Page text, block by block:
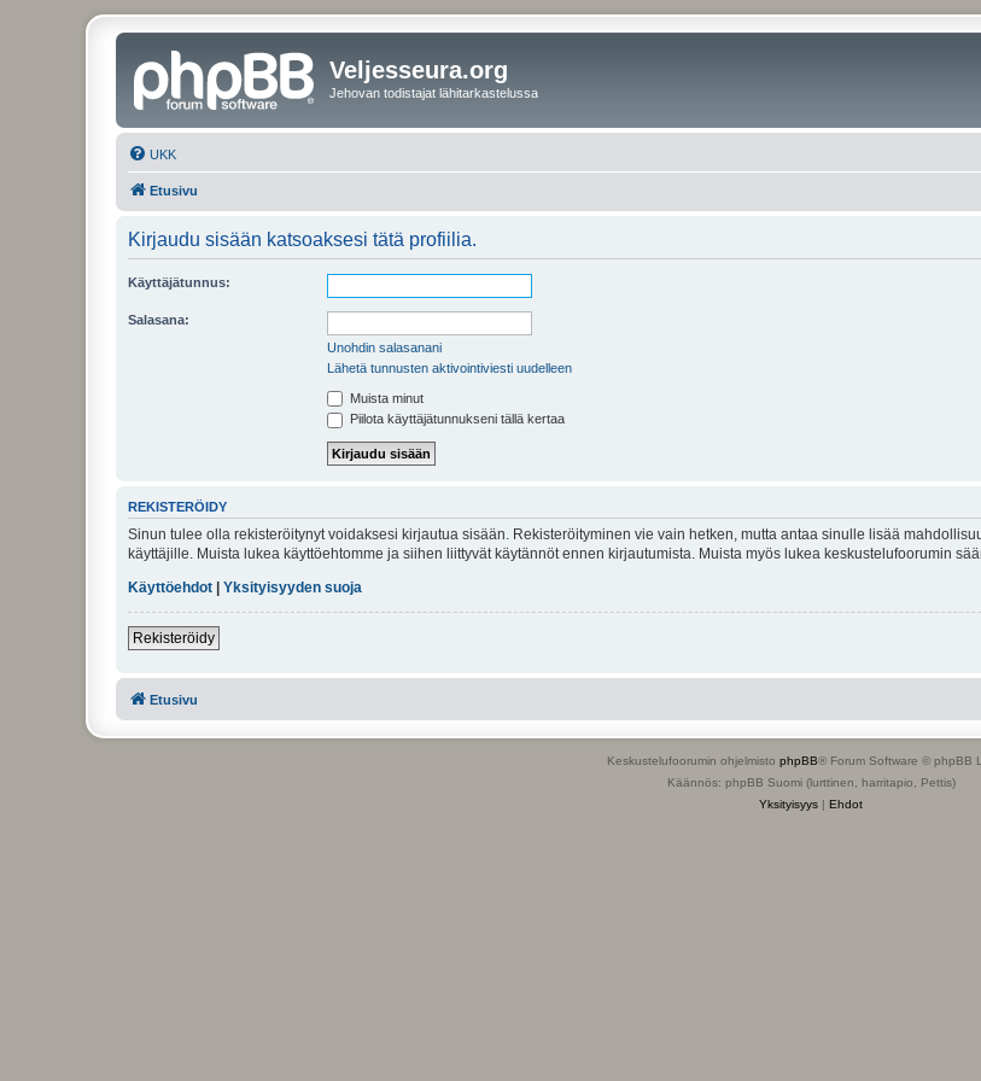
Veljesseura.org
Jehovan todistajat lähitarkastelussa
UKK
Etusivu
Kirjaudu sisään katsoaksesi tätä profiilia.
Käyttäjätunnus:
Salasana:
Unohdin salasanani
Lähetä tunnusten aktivointiviesti uudelleen
Muista minut
Piilota käyttäjätunnukseni tällä kertaa
REKISTERÖIDY
Sinun tulee olla rekisteröitynyt voidaksesi kirjautua sisään. Rekisteröityminen vie vain hetken, mutta antaa sinulle lisää
käyttäjille. Muista lukea käyttöehtomme ja siihen liittyvät käytännöt ennen kirjautumista. Muista myös lukea keskustelufoorumin
Käyttöehdot
Yksityisyyden suoja
Rekisteröidy
Etusivu
Keskustelufoorumin ohjelmisto phpBB® Forum Software © phpBB
Käännös: phpBB Suomi (lurttinen, harritapio, Pettis)
Yksityisyys | Ehdot